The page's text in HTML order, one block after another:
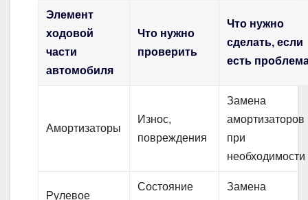
Элемент
ходовой
части
автомобиля
Что нужно
проверить
Что нужно
сделать, если
есть
Амортизаторы
Износ,
повреждения
Замена
амортизаторов
при
необходимости
Рулевое
Состояние
Замена